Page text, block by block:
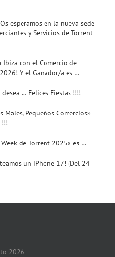
esperamos en la nueva sede
y Servicios de Torrent
Ibiza con el Comercio de
Y el Ganador/a es …
… Felices Fiestas !!!!
Males, Pequeños Comercios»
!!!
de Torrent 2025» es …
un iPhone 17! (Del 24
2026